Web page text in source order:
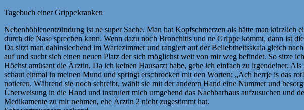
Tagebuch einer Grippekranken
Nebenhöhlenentzündung ist ne super Sache. Man hat Kopfschmerzen als hätte man
durch die Nase sprechen kann. Wenn dazu noch Bronchitis und ne Grippe kommt, dann ist
Da sitzt man dahinsiechend im Wartezimmer und rangiert auf der Beliebtheitsskala gleich
auf und sucht sich einen neuen Platz der sich möglichst weit von mir weg befindet. So sitze
Höchst amüsant die Ärztin. Da ich keinen Hausarzt habe, gehe ich einfach zu irgendeiner.
schaut einmal in meinen Mund und springt erschrocken mit den Worten: „Ach herrje is das
notieren. Während sie noch schreibt, wählt sie mit der anderen Hand eine Nummer und
Überweisung in die Hand und instruiert mich umgehend das Nachbarhaus aufzusuchen und
Medikamente zu mir nehmen, ehe Ärztin 2 nicht zugestimmt hat.